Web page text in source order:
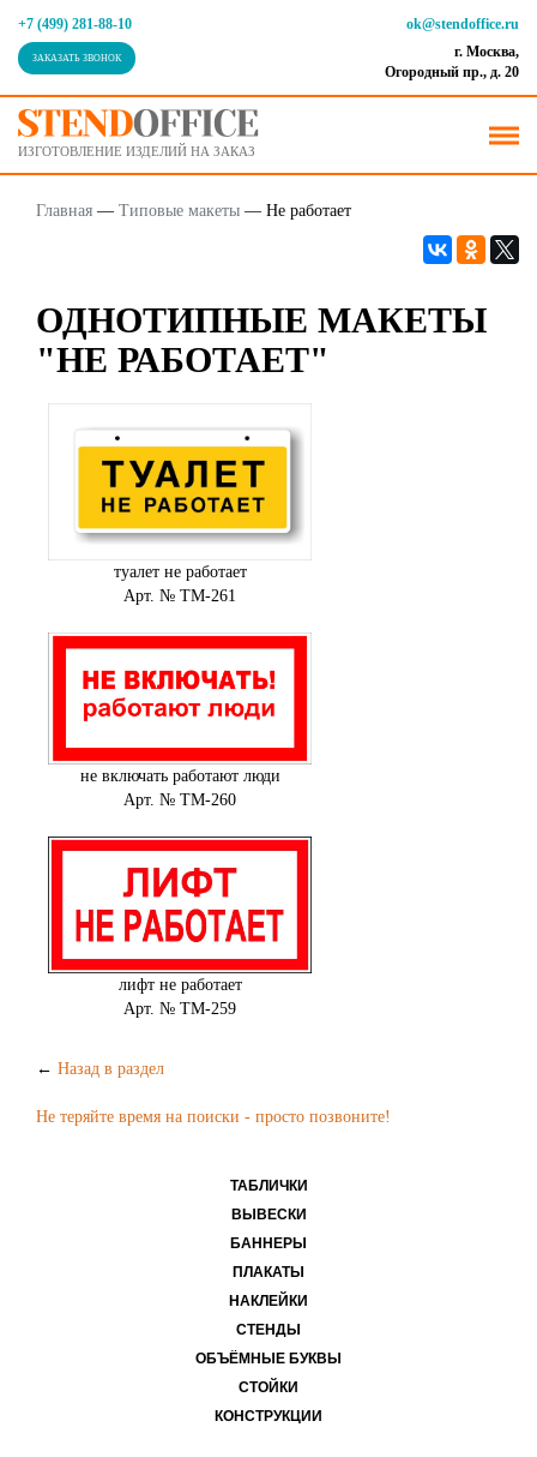
+7 (499) 281-88-10
ЗАКАЗАТЬ ЗВОНОК
ok@stendoffice.ru
г. Москва,
Огородный пр., д. 20
ИЗГОТОВЛЕНИЕ ИЗДЕЛИЙ НА ЗАКАЗ
Главная — Типовые макеты — Не работает
ОДНОТИПНЫЕ МАКЕТЫ
"НЕ РАБОТАЕТ"
туалет не работает
Арт. № ТМ-261
не включать работают люди
Арт. № ТМ-260
лифт не работает
Арт. № ТМ-259
← Назад в раздел
Не теряйте время на поиски - просто позвоните!
ТАБЛИЧКИ
ВЫВЕСКИ
БАННЕРЫ
ПЛАКАТЫ
НАКЛЕЙКИ
СТЕНДЫ
ОБЪЁМНЫЕ БУКВЫ
СТОЙКИ
КОНСТРУКЦИИ